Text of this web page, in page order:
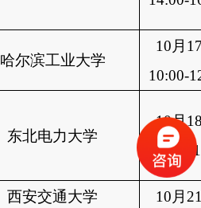
哈尔滨工业大学
10月
10:00-
东北电力大学
10月
9:00-
西安交通大学
10月